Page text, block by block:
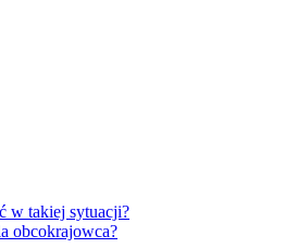
w takiej sytuacji?
obcokrajowca?